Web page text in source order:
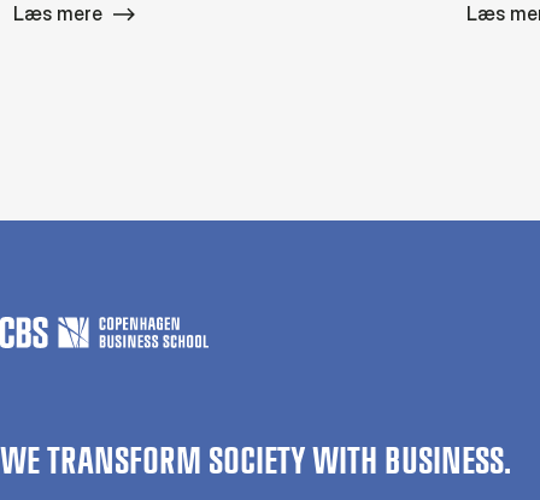
Læs mere Læs
WE TRANSFORM SOCIETY WITH BUSINESS.